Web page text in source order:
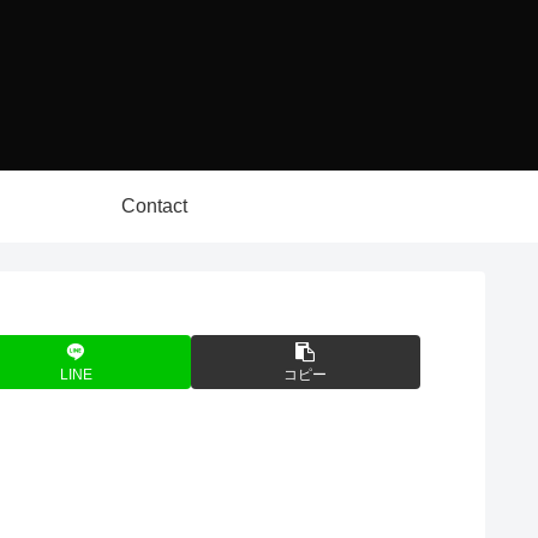
Contact
LINE コピー